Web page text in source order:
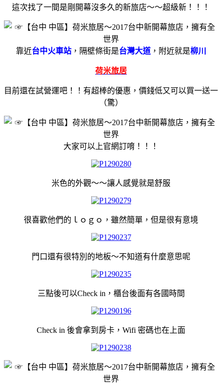
這次找了一間是剛開幕沒多久的新旅店～～超級新！！！
靠近台中火車站 ，隔壁條街是台灣大道 ，附近就是柳川
荷米旅居
目前還在試營運吧！！有超棒的優惠，價錢低又可以買一送一
（驚）
大家可以上官網訂唷！！！
米色的外觀～～讓人感覺就是舒服
很喜歡他們的ｌｏｇｏ，雖然簡單，但是很有意境
門口還有很特別的地板～不知道有什麼意思呢
三點後可以Check in，櫃台後面有各國時間
Check in 後會拿到房卡，Wifi 密碼也在上面